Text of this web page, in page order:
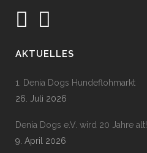
AKTUELLES
1. Denia Dogs Hundeflohmarkt
26. Juli 2026
Denia Dogs e.V. wird 20 Jahre alt!
9. April 2026